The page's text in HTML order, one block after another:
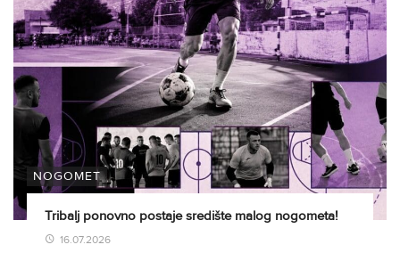
NOGOMET
Tribalj ponovno postaje središte malog nogometa!
16.07.2026